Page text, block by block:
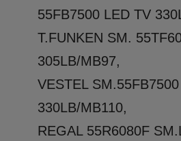
55FB7500 LED TV
T.FUNKEN SM.
305LB/MB97,
VESTEL
330LB/MB110,
REGAL 55R6080F